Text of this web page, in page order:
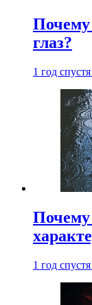
Почему
глаз?
1 год спустя
Почему
1 год спустя